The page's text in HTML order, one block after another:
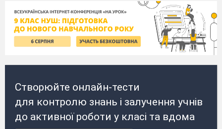
Створюйте онлайн-тести
для контролю знань і залучення учнів
до активної роботи у класі та вдома